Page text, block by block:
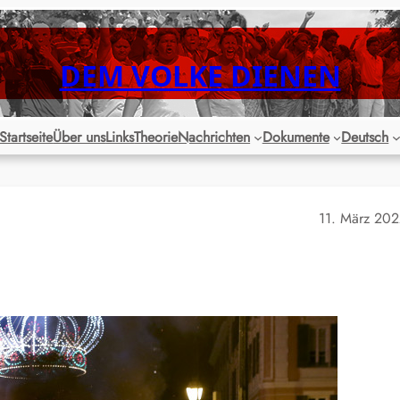
DEM VOLKE DIENEN
StartseiteÜber unsLinksTheorieNachrichten Dokumente Deutsch
11. März